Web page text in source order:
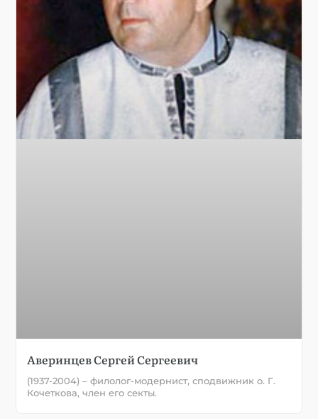
Аверинцев Сергей Сергеевич
(1937-2004) – филолог-модернист, сподвижник о. Г.
Кочеткова, член его секты.